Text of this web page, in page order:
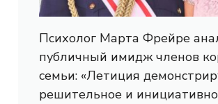
Психолог Марта Фрейре
публичный имидж членов
семьи: «Летиция
решительное и